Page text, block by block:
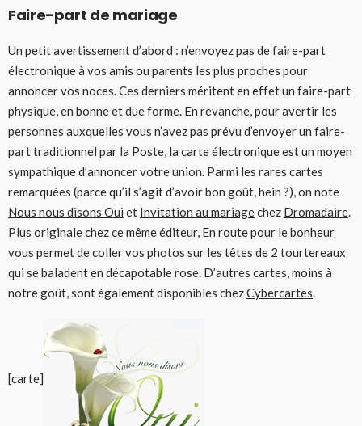
Faire-part de mariage
Un petit avertissement d’abord : n’envoyez pas de faire-part
électronique à vos amis ou parents les plus proches pour
annoncer vos noces. Ces derniers méritent en effet un faire-part
physique, en bonne et due forme. En revanche, pour avertir les
personnes auxquelles vous n’avez pas prévu d’envoyer un faire-
part traditionnel par la Poste, la carte électronique est un moyen
sympathique d’annoncer votre union. Parmi les rares cartes
remarquées (parce qu’il s’agit d’avoir bon goût, hein ?), on note
Nous nous disons Oui et Invitation au mariagechez Dromadaire.
Plus originale chez ce même éditeur, En route pour le bonheur
vous permet de coller vos photos sur les têtes de 2 tourtereaux
qui se baladent en décapotable rose. D’autres cartes, moins à
notre goût, sont également disponibles chezCybercartes.
[carte]